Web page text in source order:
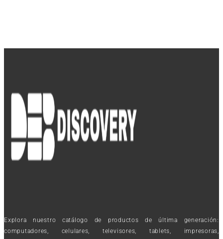
Explora nuestro catálogo de productos de última generación:
computadores, celulares, televisores, tablets, impresoras,